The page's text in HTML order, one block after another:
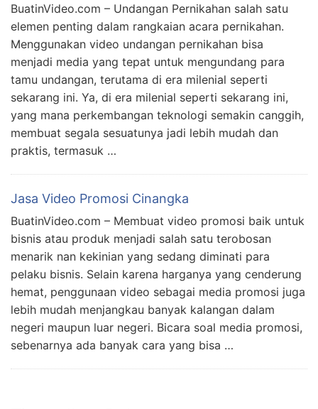
BuatinVideo.com – Undangan Pernikahan salah satu
elemen penting dalam rangkaian acara pernikahan.
Menggunakan video undangan pernikahan bisa
menjadi media yang tepat untuk mengundang para
tamu undangan, terutama di era milenial seperti
sekarang ini. Ya, di era milenial seperti sekarang ini,
yang mana perkembangan teknologi semakin canggih,
membuat segala sesuatunya jadi lebih mudah dan
praktis, termasuk …
Jasa Video Promosi Cinangka
BuatinVideo.com – Membuat video promosi baik untuk
bisnis atau produk menjadi salah satu terobosan
menarik nan kekinian yang sedang diminati para
pelaku bisnis. Selain karena harganya yang cenderung
hemat, penggunaan video sebagai media promosi juga
lebih mudah menjangkau banyak kalangan dalam
negeri maupun luar negeri. Bicara soal media promosi,
sebenarnya ada banyak cara yang bisa …